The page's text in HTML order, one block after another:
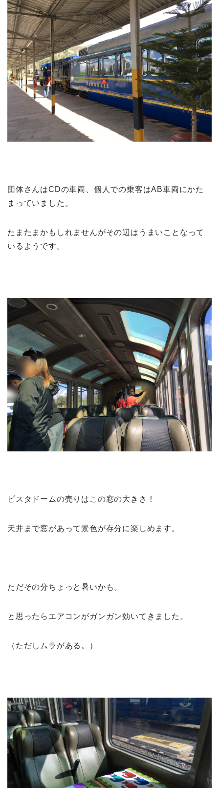
団体さんはCDの車両、個人での乗客はAB車両にかた
まっていました。
たまたまかもしれませんがその辺はうまいことなって
いるようです。
ビスタドームの売りはこの窓の大きさ！
天井まで窓があって景色が存分に楽しめます。
ただその分ちょっと暑いかも。
と思ったらエアコンがガンガン効いてきました。
（ただしムラがある。）